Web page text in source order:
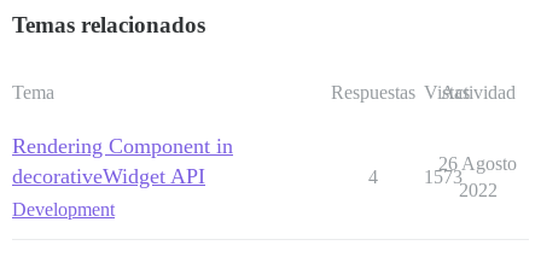
Temas relacionados
Tema Respuestas Vistas
Actividad
Rendering Component in
decorativeWidget API
Development
4 1573
26 Agosto
2022